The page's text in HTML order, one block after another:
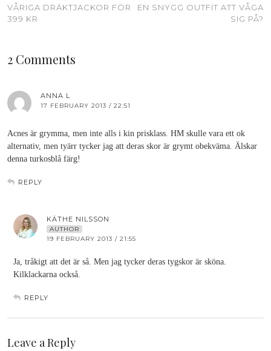
VÅRIGA DRÄKTJACKOR FÖR
399 KR
EN SNYGG OUTFIT ATT VÅGA
SIG PÅ?
2 Comments
ANNA L
17 FEBRUARY 2013 / 22:51
Acnes är grymma, men inte alls i kin prisklass. HM skulle vara ett ok
alternativ, men tyärr tycker jag att deras skor är grymt obekväma. Älskar
denna turkosblå färg!
REPLY
KÄTHE NILSSON
AUTHOR
19 FEBRUARY 2013 / 21:55
Ja, tråkigt att det är så. Men jag tycker deras tygskor är sköna.
Kilklackarna också.
REPLY
Leave a Reply